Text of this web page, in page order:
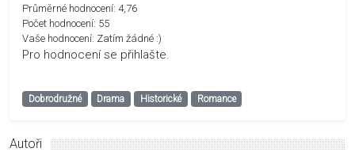
Průměrné hodnocení: 4,76
Počet hodnocení: 55
Vaše hodnocení: Zatím žádné :)
Pro hodnocení se přihlašte.
Dobrodružné Drama Historické Romance
Autoři